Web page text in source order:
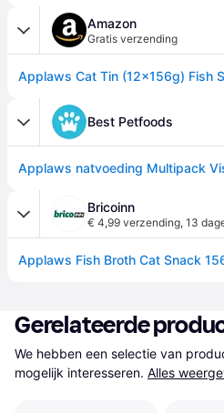
Amazon
Gratis verzending
Best Petfoods
Bricoinn
€ 4,99 verzending, 13
Gerelateerde
We hebben een selectie van
mogelijk interesseren. Alles